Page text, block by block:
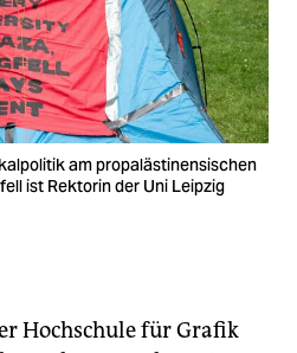
am propalästinensischen
ist Rektorin der Uni Leipzig
Hochschule für Grafik